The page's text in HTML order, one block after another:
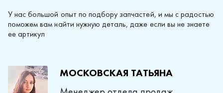
У нас большой опыт по подбору запчастей, и мы с радостью
поможем вам найти нужную деталь, даже если вы не знаете
ее артикул
МОСКОВСКАЯ ТАТЬЯНА